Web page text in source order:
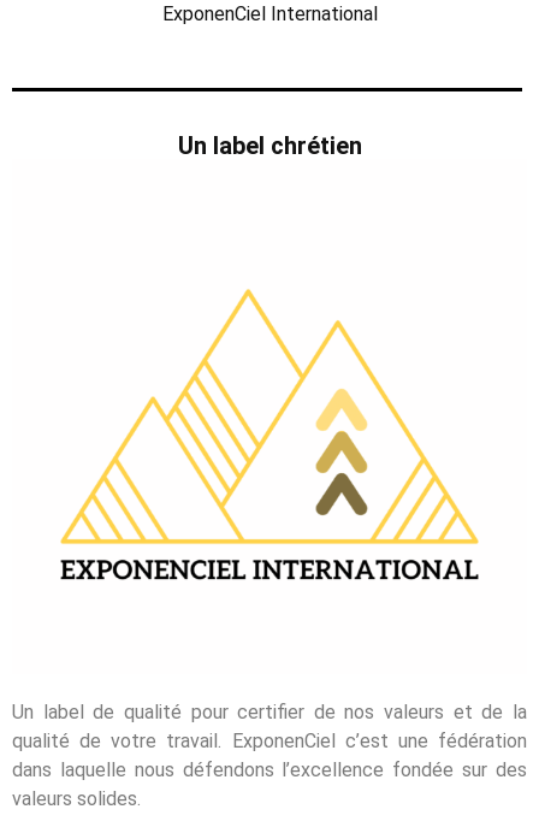
ExponenCiel International
Un label chrétien
Un label de qualité pour certifier de nos valeurs et de la
qualité de votre travail. ExponenCiel c’est une fédération
dans laquelle nous défendons l’excellence fondée sur des
valeurs solides.